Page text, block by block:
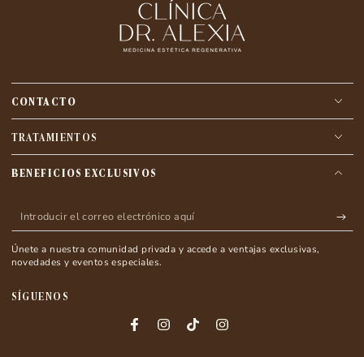
CONTACTO
TRATAMIENTOS
BENEFICIOS EXCLUSIVOS
Introducir
el
correo
electrónico
Únete a nuestra comunidad privada y accede a ventajas exclusivas,
novedades y eventos especiales.
SÍGUENOS
FacebookInstagramTikTokInstagram